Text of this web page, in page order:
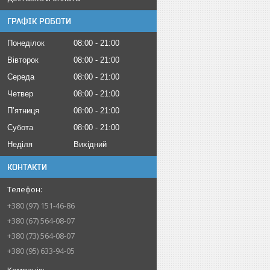
ГРАФІК РОБОТИ
Понеділок 08:00
21:00
Вівторок
08:00
21:00
Середа
08:00
21:00
Четвер
08:00
21:00
Пʼятниця
08:00
21:00
Субота
08:00
21:00
Неділя
Вихідний
КОНТАКТИ
+380 (97) 151-46-86
+380 (67) 564-08-07
+380 (73) 564-08-07
+380 (95) 633-94-05